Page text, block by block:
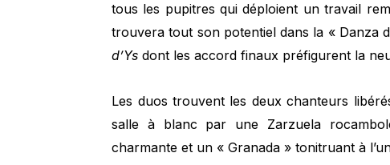
tous les pupitres qui déploient un travail
trouvera tout son potentiel dans la « Danza
d’Ys dont les accord finaux préfigurent la
Les duos trouvent les deux chanteurs
salle à blanc par une Zarzuela
charmante et un « Granada » tonitruant à